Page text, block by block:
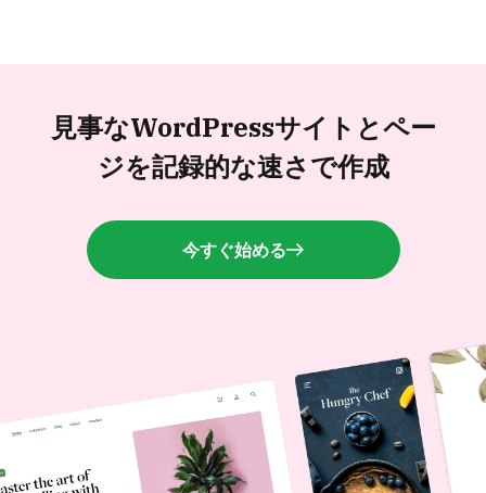
見事なWordPressサイトとペー
ジを記録的な速さで作成
今すぐ始める